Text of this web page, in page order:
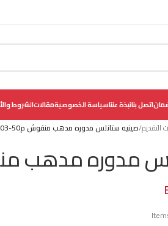
اتصل بنانبذة عنناسياسة الخصوصيةمقالاتالشروط
التقديم/صينيه ستانلس مدوره مدهب منقوش م50-103
مدوره مدهب